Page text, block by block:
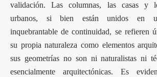
validación. Las columnas, las casas y
urbanos, si bien están unidos en
inquebrantable de continuidad, se refieren
su propia naturaleza como elementos
sus geometrías no son ni naturalistas ni
esencialmente arquitectónicas. Es